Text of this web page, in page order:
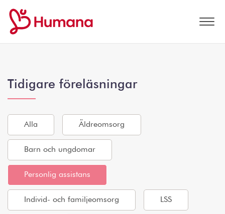
Tidigare föreläsningar
Alla Äldreomsorg
Barn och ungdomar
Personlig assistans
Individ- och familjeomsorg LSS